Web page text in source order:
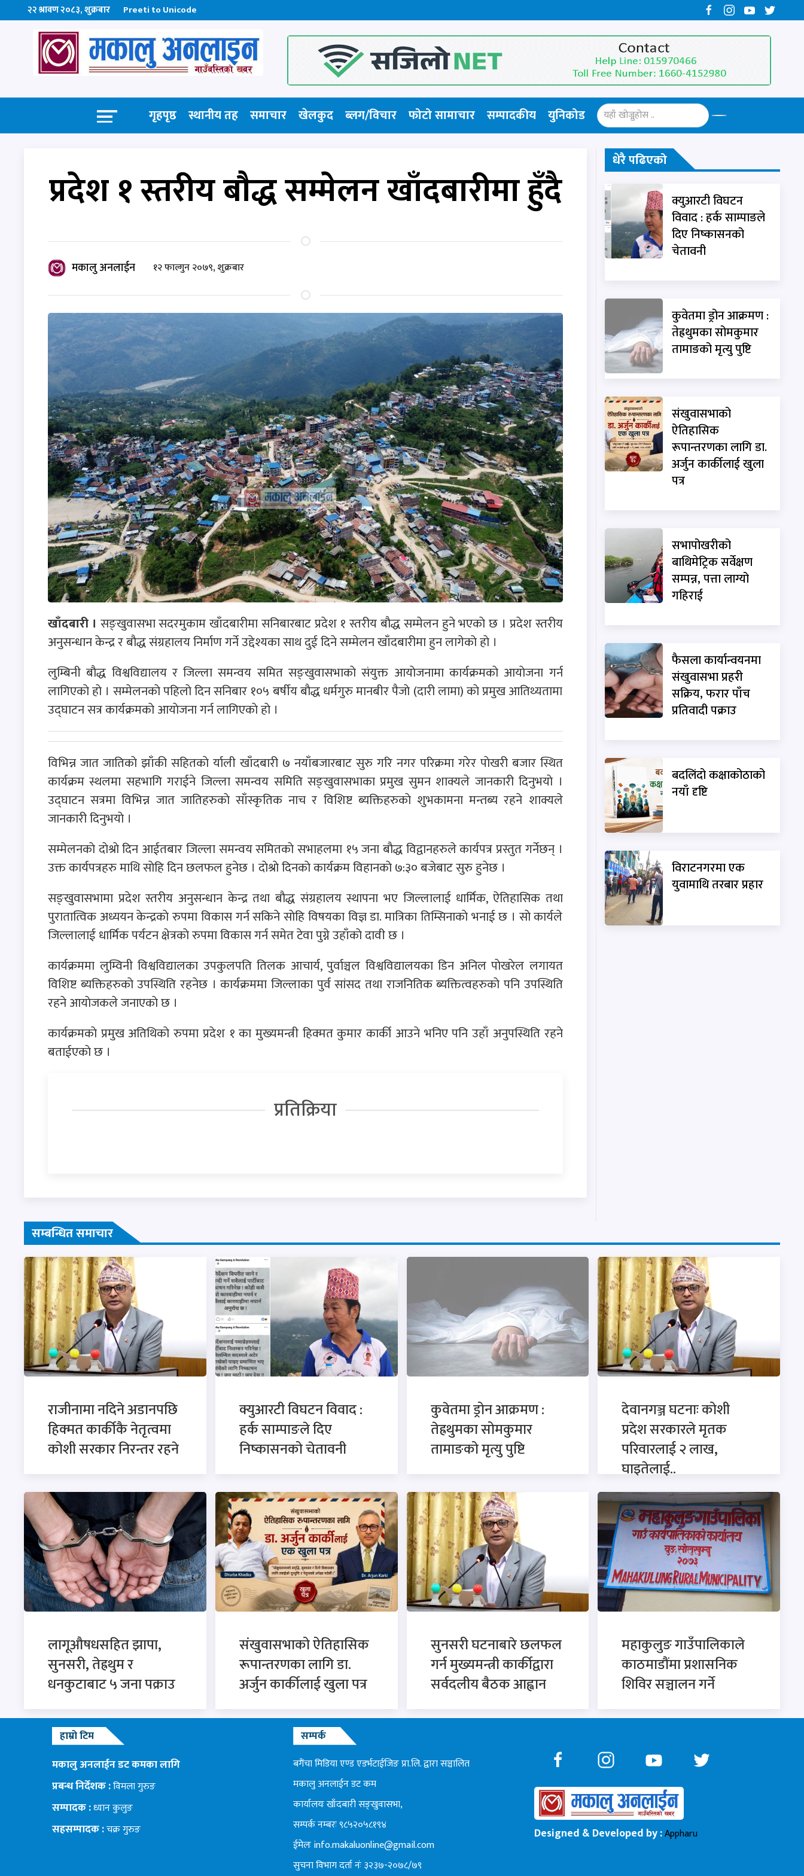
२२ श्रावण २०८३, शुक्रबार Preeti to Unicode
गृहपृष्ठ स्थानीय तह समाचार खेलकुद ब्लग/विचार फोटो सामाचार​ सम्पादकीय युनिकोड
प्रदेश १ स्तरीय बाैद्ध सम्मेलन खाँदबारीमा हुँदै
मकालु अनलाईन १२ फाल्गुन २०७९, शुक्रबार
खाँदबारी । सङ्खुवासभा सदरमुकाम खाँदबारीमा सनिबारबाट प्रदेश १ स्तरीय बाैद्ध सम्मेलन हुने भएकाे छ । प्रदेश स्तरीय
अनुसन्धान केन्द्र र बाैद्ध संग्रहालय निर्माण गर्ने उद्देश्यका साथ दुई दिने सम्मेलन खाँदबारीमा हुन लागेकाे हाे ।
लुम्बिनी बाैद्ध विश्वविद्यालय र जिल्ला समन्वय समित सङ्खुवासभाकाे संयुक्त आयाेजनामा कार्यक्रमकाे आयाेजना गर्न
लागिएकाे हाे । सम्मेलनकाे पहिलाे दिन सनिबार १०५ बर्षीय बाैद्ध धर्मगुरु मानबीर पैजाे (दारी लामा) काे प्रमुख आतिथ्यतामा
उद्घाटन सत्र कार्यक्रमकाे आयाेजना गर्न लागिएकाे हाे ।
विभिन्न जात जातिकाे झाँकी सहितकाे र्याली खाँदबारी ७ नयाँबजारबाट सुरु गरि नगर परिक्रमा गरेर पाेखरी बजार स्थित
कार्यक्रम स्थलमा सहभागि गराईने जिल्ला समन्वय समिति सङ्खुवासभाका प्रमुख सुमन शाक्यले जानकारी दिनुभयाे ।
उद्घाटन सत्रमा विभिन्न जात जातिहरुकाे साँस्कृतिक नाच र विशिष्ट ब्यक्तिहरुकाे शुभकामना मन्तब्य रहने शाक्यले
जानकारी दिनुभयाे ।
सम्मेलनकाे दाेश्राे दिन आईतबार जिल्ला समन्वय समितकाे सभाहलमा १५ जना बाैद्ध विद्वानहरुले कार्यपत्र प्रस्तुत गर्नेछन् ।
उक्त कार्यपत्रहरु माथि साेहि दिन छलफल हुनेछ । दाेश्राे दिनकाे कार्यक्रम विहानकाे ७:३० बजेबाट सुरु हुनेछ ।
सङ्खुवासभामा प्रदेश स्तरीय अनुसन्धान केन्द्र तथा बाैद्ध संग्रहालय स्थापना भए जिल्लालाई धार्मिक, ऐतिहासिक तथा
पुरातात्विक अध्ययन केन्द्रकाे रुपमा विकास गर्न सकिने साेहि विषयका विज्ञ डा. मात्रिका तिम्सिनाकाे भनाई छ । साे कार्यले
जिल्लालाई धार्मिक पर्यटन क्षेत्रकाे रुपमा विकास गर्न समेत टेवा पुग्ने उहाँकाे दावी छ ।
कार्यक्रममा लुम्विनी विश्वविद्यालका उपकुलपति तिलक आचार्य, पुर्वाञ्चल विश्वविद्यालयका डिन अनिल पाेखरेल लगायत
विशिष्ट ब्यक्तिहरुकाे उपस्थिति रहनेछ । कार्यक्रममा जिल्लाका पुर्व सांसद तथा राजनितिक ब्यक्तित्वहरुकाे पनि उपस्थिति
रहने आयाेजकले जनाएकाे छ ।
कार्यक्रमकाे प्रमुख अतिथिकाे रुपमा प्रदेश १ का मुख्यमन्त्री हिक्मत कुमार कार्की आउने भनिए पनि उहाँ अनुपस्थिति रहने
बताईएकाे छ ।
प्रतिक्रिया
धेरै पढिएको
क्युआरटी विघटन
विवाद : हर्क साम्पाङले
दिए निष्कासनको
चेतावनी
कुवेतमा ड्रोन आक्रमण :
तेह्रथुमका सोमकुमार
तामाङको मृत्यु पुष्टि
संखुवासभाको
ऐतिहासिक
रूपान्तरणका लागि डा.
अर्जुन कार्कीलाई खुला
पत्र
सभापोखरीको
बाथिमेट्रिक सर्वेक्षण
सम्पन्न, पत्ता लाग्यो
गहिराई
फैसला कार्यान्वयनमा
संखुवासभा प्रहरी
सक्रिय, फरार पाँच
प्रतिवादी पक्राउ
बदलिंदो कक्षाकोठाको
नयाँ दृष्टि
विराटनगरमा एक
युवामाथि तरबार प्रहार
सम्बन्धित समाचार
राजीनामा नदिने अडानपछि
हिक्मत कार्कीकै नेतृत्वमा
कोशी सरकार निरन्तर रहने
क्युआरटी विघटन विवाद :
हर्क साम्पाङले दिए
निष्कासनको चेतावनी
कुवेतमा ड्रोन आक्रमण :
तेह्रथुमका सोमकुमार
तामाङको मृत्यु पुष्टि
देवानगञ्ज घटनाः कोशी
प्रदेश सरकारले मृतक
परिवारलाई २ लाख,
घाइतेलाई..
लागूऔषधसहित झापा,
सुनसरी, तेह्रथुम र
धनकुटाबाट ५ जना पक्राउ
संखुवासभाको ऐतिहासिक
रूपान्तरणका लागि डा.
अर्जुन कार्कीलाई खुला पत्र
सुनसरी घटनाबारे छलफल
गर्न मुख्यमन्त्री कार्कीद्वारा
सर्वदलीय बैठक आह्वान
महाकुलुङ गाउँपालिकाले
काठमाडौंमा प्रशासनिक
शिविर सञ्चालन गर्ने
हाम्रो टिम
मकालु अनलाईन डट कमका लागि
प्रबन्ध निर्देशक :विमला गुरुङ
सम्पादक :ध्यान कुलुङ
सहसम्पादक :चक्र गुरुङ
सम्पर्क
बगैंचा मिडिया एण्ड एडर्भटाईजिङ प्रा.लि. द्वारा सञ्चालित
मकालु अनलाईन डट कम
कार्यालयः खाँदबारी सङ्खुवासभा,
सम्पर्क नम्बरः ९८५२०५८१९४
ईमेलःinfo.makaluonline@gmail.com
सुचना विभाग दर्ता नंः ३२३७-२०७८/७९
Designed & Developed by :Appharu